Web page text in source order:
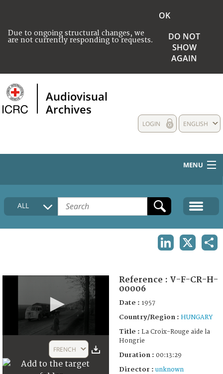
Due to ongoing structural changes, we
are not currently responding to requests.
OK
DO NOT
SHOW
AGAIN
Audiovisual
Archives
ENGLISH
LOGIN
MENU
HOME
COLLECTIONS DESCRIPTION
ALL
13
FRENCH
Reference : V-F-CR-H-
00006
Date : 1957
Country/Region : HUNGARY
Title : La Croix-Rouge aide la
Hongrie
Duration : 00:13:29
Director : unknown